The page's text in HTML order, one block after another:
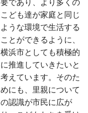
要であり、より多くの
こども達が家庭と同じ
ような環境で生活する
ことができるように、
横浜市としても積極的
に推進していきたいと
考えています。そのた
めにも、里親について
の認識が市民に広が